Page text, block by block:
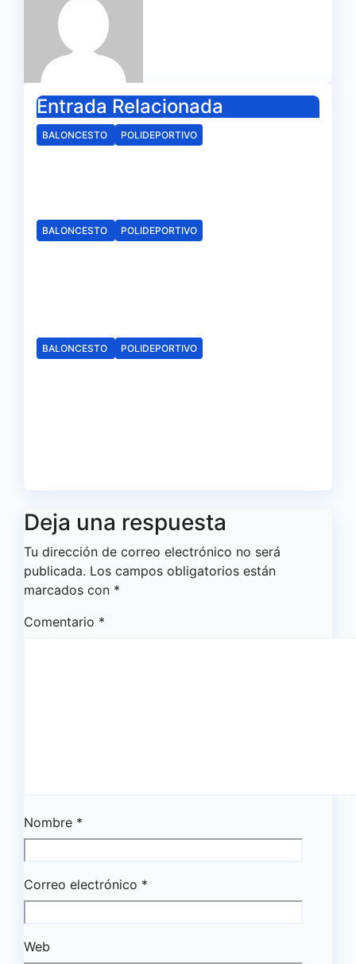
Entrada Relacionada
BALONCESTO POLIDEPORTIVO
BALONCESTO POLIDEPORTIVO
BALONCESTO POLIDEPORTIVO
Deja una respuesta
Tu dirección de correo electrónico no será
publicada. Los campos obligatorios están
marcados con *
Comentario *
Nombre *
Correo electrónico *
Web